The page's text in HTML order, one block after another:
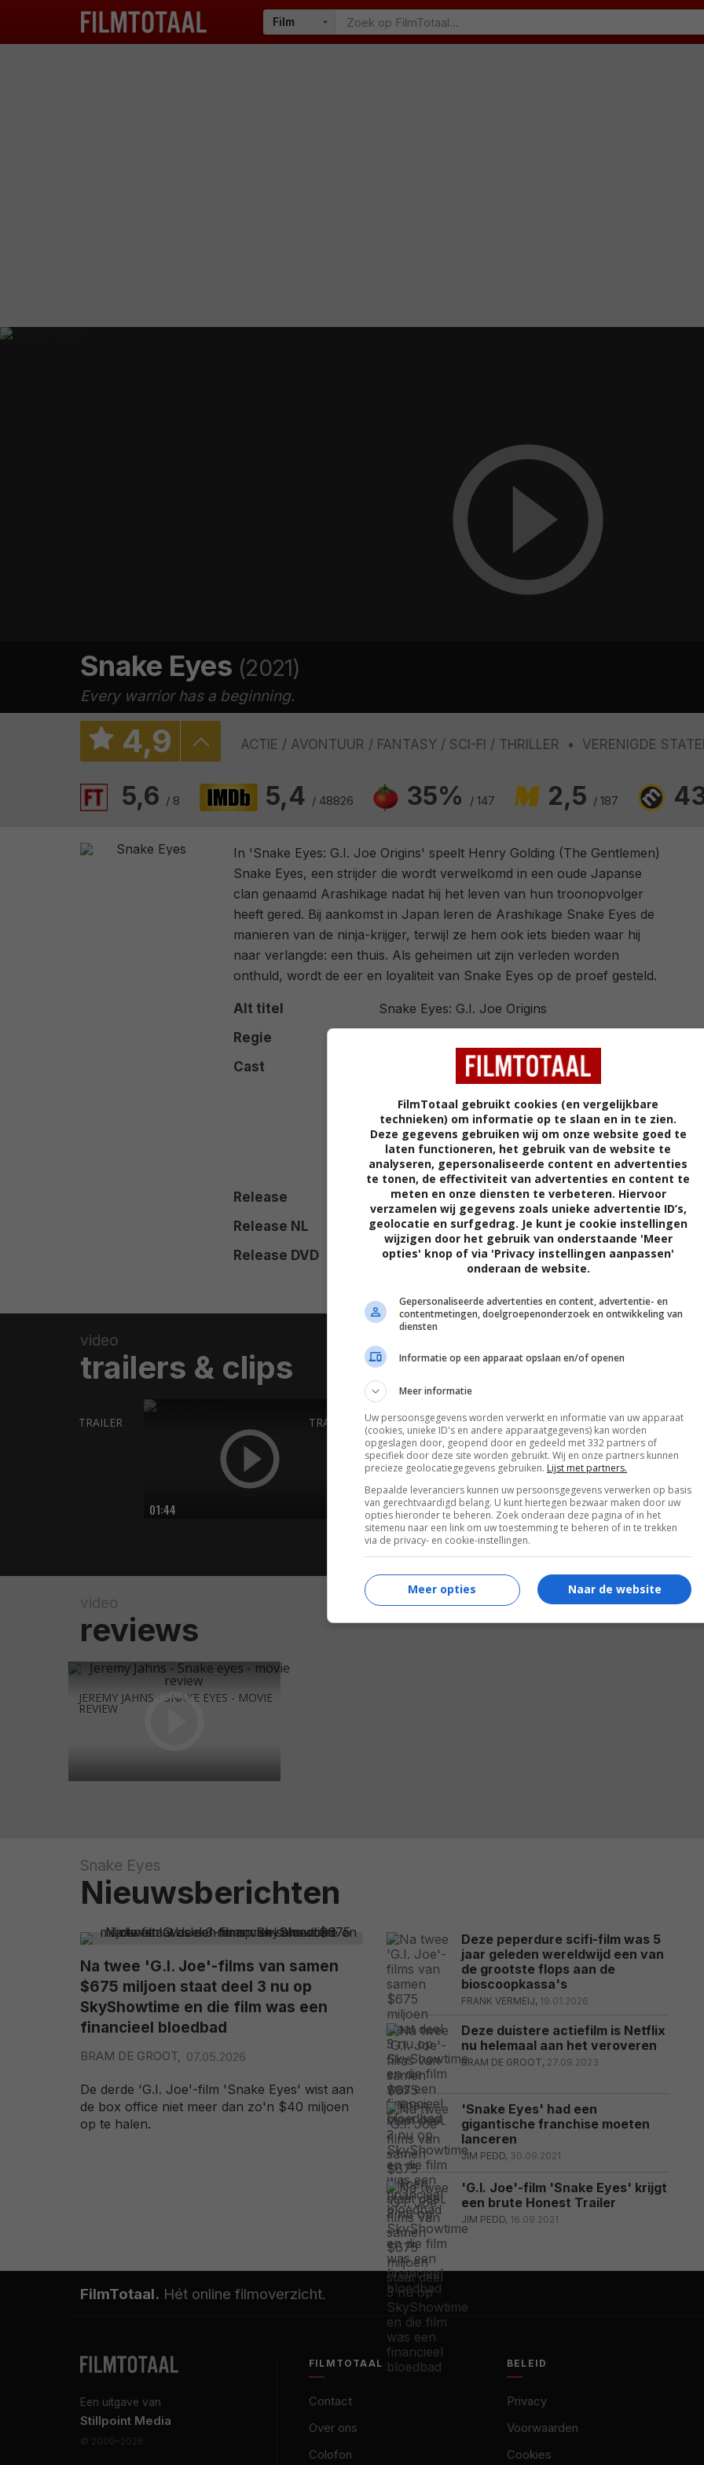
Snake Eyes (2021)
Every warrior has a beginning.
4,9 ACTIE AVONTUUR FANTASY SCI-FI THRILLER VERENIGDE
5,6 / 8 5,4 / 48826 35% / 147 2,5 / 187
In 'Snake Eyes: G.I. Joe Origins' speelt Henry Golding (The Gentlemen)
Snake Eyes, een strijder die wordt verwelkomd in een oude Japanse
clan genaamd Arashikage nadat hij het leven van hun troonopvolger
heeft gered. Bij aankomst in Japan leren de Arashikage Snake Eyes de
manieren van de ninja-krijger, terwijl ze hem ook iets bieden waar hij
naar verlangde: een thuis. Als geheimen uit zijn verleden worden
onthuld, wordt de eer en loyaliteit van Snake Eyes op de proef gesteld.
Alt titel
Snake Eyes: G.I. Joe Origins
Regie
Cast
Peter Mensah Samuel Finzi
Iko Uwais,Úrsula Corberó
Haruka Abe, Andrew Koji,Samara Weaving,
Eri Ishida,Henry Golding,Takehiro Hira,
Steven Allerick,Shota Kakibata ,Calum
Dench.
Release
21.07.2021
Release NL
22.07.2021
Release DVD
25.11.2021
video
trailers & clips
01:44
TRAILER TRAILER TRAILER
video
reviews
JEREMY JAHNS - SNAKE EYES - MOVIE
REVIEW
Snake Eyes
Nieuwsberichten
Na twee 'G.I. Joe'-films van samen
$675 miljoen staat deel 3 nu op
SkyShowtime en die film was een
financieel bloedbad
BRAM DE GROOT, 07.05.2026
De derde 'G.I. Joe'-film 'Snake Eyes' wist aan
de box office niet meer dan zo'n $40 miljoen
op te halen.
Deze peperdure scifi-film was 5
jaar geleden wereldwijd een van
de grootste flops aan de
bioscoopkassa's
FRANK VERMEIJ, 19.01.2026
Deze duistere actiefilm is Netflix
nu helemaal aan het veroveren
BRAM DE GROOT, 27.09.2023
'Snake Eyes' had een
gigantische franchise moeten
lanceren
JIM PEDD, 30.09.2021
'G.I. Joe'-film 'Snake Eyes' krijgt
een brute Honest Trailer
JIM PEDD, 16.09.2021
FilmTotaal. Hét online filmoverzicht.
Een uitgave van
Stillpoint Media
© 2000–2026
FILMTOTAAL
Contact
Over ons
Colofon
BELEID
Privacy
Voorwaarden
Cookies
FilmTotaal gebruikt cookies (en vergelijkbare
technieken) om informatie op te slaan en in te zien.
Deze gegevens gebruiken wij om onze website goed te
laten functioneren, het gebruik van de website te
analyseren, gepersonaliseerde content en advertenties
te tonen, de effectiviteit van advertenties en content te
meten en onze diensten te verbeteren. Hiervoor
verzamelen wij gegevens zoals unieke advertentie ID’s,
geolocatie en surfgedrag. Je kunt je cookie instellingen
wijzigen door het gebruik van onderstaande 'Meer
opties' knop of via 'Privacy instellingen aanpassen'
onderaan de website.
Gepersonaliseerde advertenties en content, advertentie- en
contentmetingen, doelgroepenonderzoek en ontwikkeling van
diensten
Informatie op een apparaat opslaan en/of openen
Meer informatie
Uw persoonsgegevens worden verwerkt en informatie van uw apparaat
(cookies, unieke ID's en andere apparaatgegevens) kan worden
opgeslagen door, geopend door en gedeeld met 332 partners of
specifiek door deze site worden gebruikt. Wij en onze partners kunnen
precieze geolocatiegegevens gebruiken. Lijst met partners.
Bepaalde leveranciers kunnen uw persoonsgegevens verwerken op basis
van gerechtvaardigd belang. U kunt hiertegen bezwaar maken door uw
opties hieronder te beheren. Zoek onderaan deze pagina of in het
sitemenu naar een link om uw toestemming te beheren of in te trekken
via de privacy- en cookie-instellingen.
Naar de website
Meer opties